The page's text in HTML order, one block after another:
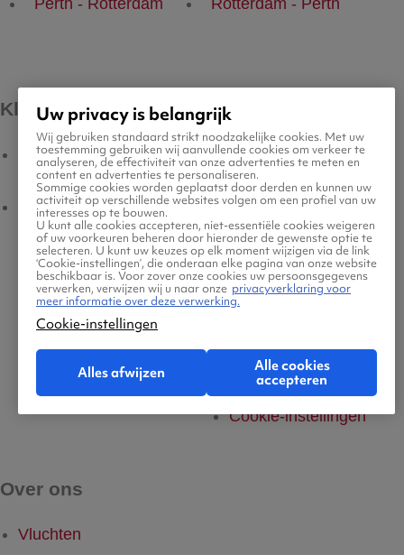
Klantenservice
Contact
Meest gestelde vragen
Kleine lettertjes
Voorwaarden
Privacyverklaring
Legal Notice
Platform transparantie
Cookiebeleid
Cookie-instellingen
Over ons
Vluchten
Uw privacy is belangrijk
Wij gebruiken standaard strikt noodzakelijke cookies. Met uw
toestemming gebruiken wij aanvullende cookies om verkeer te
analyseren, de effectiviteit van onze advertenties te meten en
content en advertenties te personaliseren.
Sommige cookies worden geplaatst door derden en kunnen uw
activiteit op verschillende websites volgen om een profiel van uw
interesses op te bouwen.
U kunt alle cookies accepteren, niet-essentiële cookies weigeren
of uw voorkeuren beheren door hieronder de gewenste optie te
selecteren. U kunt uw keuzes op elk moment wijzigen via de link
‘Cookie-instellingen’, die onderaan elke pagina van onze website
beschikbaar is. Voor zover onze cookies uw persoonsgegevens
verwerken, verwijzen wij u naar onze privacyverklaring voor
meer informatie over deze verwerking.
Cookie-instellingen
Alles afwijzen
Alle cookies
accepteren